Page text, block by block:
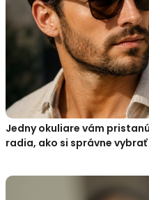
Jedny okuliare vám
radia, ako si správne vybrať